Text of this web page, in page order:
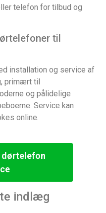
telefon for tilbud og
til
installation og service af
primært til
og pålidelige
Service kan
online.
dørtelefon
indlæg